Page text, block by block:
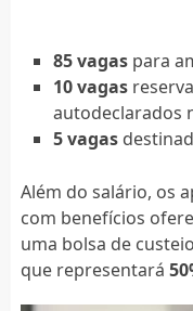
85 vagaspara
10 vagas
autodeclarados
5 vagas
Além do salário, os
com benefícios
uma bolsa de
que representará